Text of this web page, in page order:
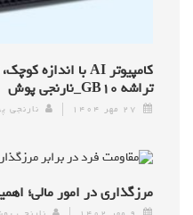
تراشه GB۱۰_نارنجی پوش
۲۷ مهر ۱۴۰۴ نارنجی
مرزگذاری در امور مالی؛